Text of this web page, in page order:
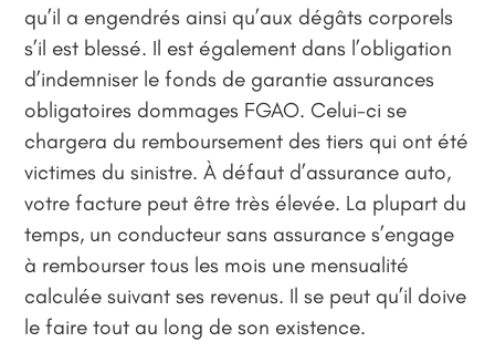
qu’il a engendrés ainsi qu’aux dégâts corporels
s’il est blessé. Il est également dans l’obligation
d’indemniser le fonds de garantie assurances
obligatoires dommages FGAO. Celui-ci se
chargera du remboursement des tiers qui ont été
victimes du sinistre. À défaut d’assurance auto,
votre facture peut être très élevée. La plupart du
temps, un conducteur sans assurance s’engage
à rembourser tous les mois une mensualité
calculée suivant ses revenus. Il se peut qu’il doive
le faire tout au long de son existence.